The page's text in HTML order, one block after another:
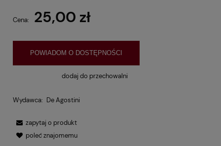
Cena: 25,00 zł
POWIADOM O DOSTĘPNOŚCI
dodaj do przechowalni
Wydawca: De Agostini
zapytaj o produkt
poleć znajomemu